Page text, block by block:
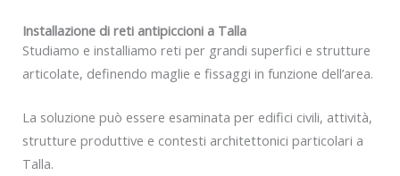
Installazione di reti antipiccioni a Talla
Studiamo e installiamo reti per grandi superfici e strutture
articolate, definendo maglie e fissaggi in funzione dell’area.
La soluzione può essere esaminata per edifici civili, attività,
strutture produttive e contesti architettonici particolari a
Talla.